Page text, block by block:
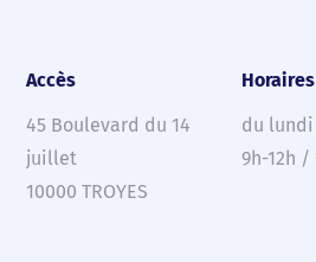
Accès
45 Boulevard du 14
juillet
10000 TROYES
Horaires
du
9h-12h /